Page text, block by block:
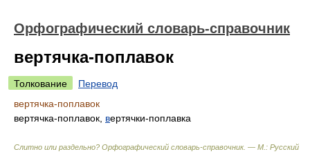
Орфографический словарь-справочник
вертячка-поплавок
Толкование
Перевод
вертячка-поплавок
вертячка-поплавок, вертячки-поплавка
Слитно или раздельно? Орфографический словарь-справочник. — М.: Русский